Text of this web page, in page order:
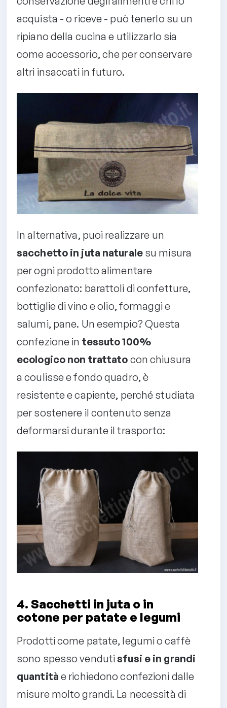
acquista - o riceve - può tenerlo su un
ripiano della cucina e utilizzarlo sia
come accessorio, che per conservare
altri insaccati in futuro.
In alternativa, puoi realizzare un
sacchetto in juta naturalesu misura
per ogni prodotto alimentare
confezionato: barattoli di confetture,
bottiglie di vino e olio, formaggi e
salumi, pane. Un esempio? Questa
confezione in tessuto 100%
ecologico non trattato con chiusura
a coulisse e fondo quadro, è
resistente e capiente, perché studiata
per sostenere il contenuto senza
deformarsi durante il trasporto:
4. Sacchetti in juta o in
cotone per patate e legumi
Prodotti come patate, legumi o caffè
sono spesso vendutisfusi e in grandi
quantità e richiedono confezioni dalle
misure molto grandi. La necessità di